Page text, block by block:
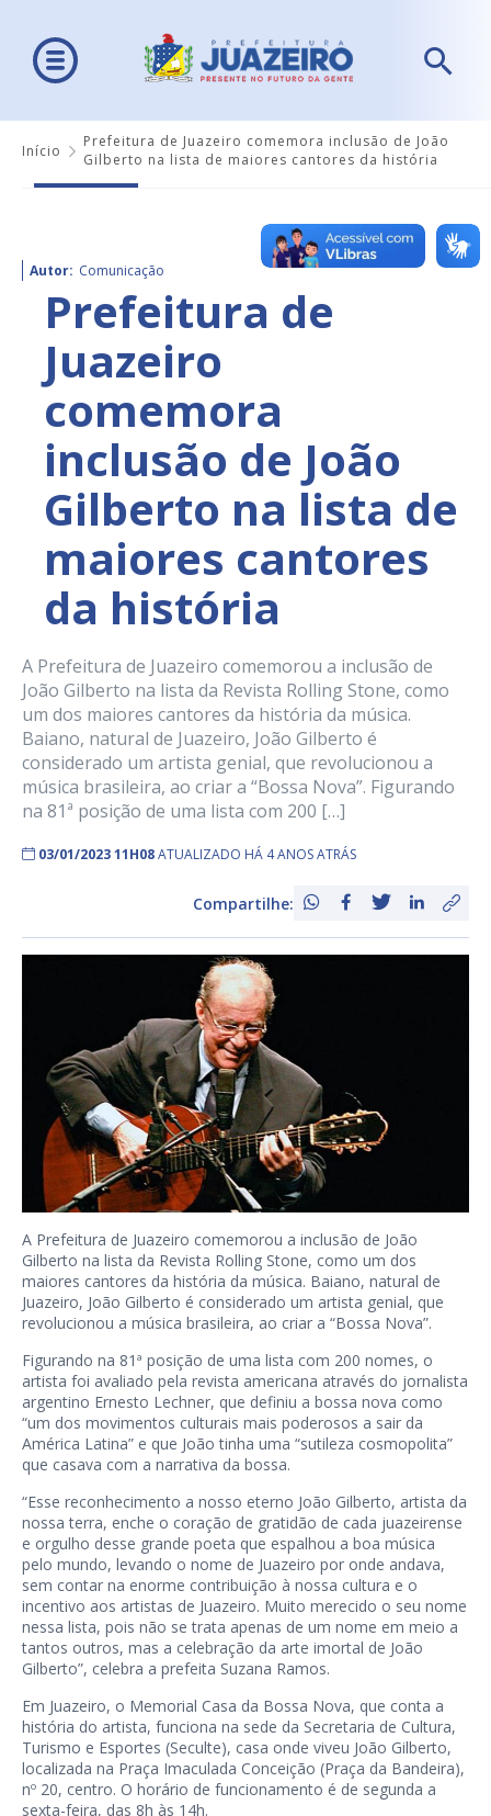
Início
Prefeitura de Juazeiro comemora inclusão de João
Gilberto na lista de maiores cantores da história
Autor: Comunicação
Prefeitura de
Juazeiro
comemora
inclusão de João
Gilberto na lista de
maiores cantores
da história
A Prefeitura de Juazeiro comemorou a inclusão de
João Gilberto na lista da Revista Rolling Stone, como
um dos maiores cantores da história da música.
Baiano, natural de Juazeiro, João Gilberto é
considerado um artista genial, que revolucionou a
música brasileira, ao criar a “Bossa Nova”. Figurando
na 81ª posição de uma lista com 200 […]
03/01/2023 11H08ATUALIZADO HÁ 4 ANOS ATRÁS
Compartilhe:
A Prefeitura de Juazeiro comemorou a inclusão de João
Gilberto na lista da Revista Rolling Stone, como um dos
maiores cantores da história da música. Baiano, natural de
Juazeiro, João Gilberto é considerado um artista genial, que
revolucionou a música brasileira, ao criar a “Bossa Nova”.
Figurando na 81ª posição de uma lista com 200 nomes, o
artista foi avaliado pela revista americana através do jornalista
argentino Ernesto Lechner, que definiu a bossa nova como
“um dos movimentos culturais mais poderosos a sair da
América Latina” e que João tinha uma “sutileza cosmopolita”
que casava com a narrativa da bossa.
“Esse reconhecimento a nosso eterno João Gilberto, artista da
nossa terra, enche o coração de gratidão de cada juazeirense
e orgulho desse grande poeta que espalhou a boa música
pelo mundo, levando o nome de Juazeiro por onde andava,
sem contar na enorme contribuição à nossa cultura e o
incentivo aos artistas de Juazeiro. Muito merecido o seu nome
nessa lista, pois não se trata apenas de um nome em meio a
tantos outros, mas a celebração da arte imortal de João
Gilberto”, celebra a prefeita Suzana Ramos.
Em Juazeiro, o Memorial Casa da Bossa Nova, que conta a
história do artista, funciona na sede da Secretaria de Cultura,
Turismo e Esportes (Seculte), casa onde viveu João Gilberto,
localizada na Praça Imaculada Conceição (Praça da Bandeira),
nº 20, centro. O horário de funcionamento é de segunda a
sexta-feira, das 8h às 14h.